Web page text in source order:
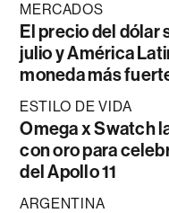
MERCADOS
El precio del dólar
julio y América
moneda más
ESTILO DE VIDA
Omega x Swatch
con oro para
del Apollo 11
ARGENTINA